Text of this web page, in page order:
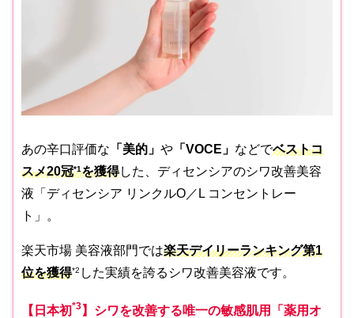
あの辛口評価な 「美的」 や 「VOCE」 などでベストコ
スメ20冠*1を獲得した、ディセンシアのシワ改善美容
液「ディセンシア リンクルO／L コンセントレー
ト」。
楽天市場 美容液部門では楽天デイリーランキング第1
位を獲得*2 した実績を誇るシワ改善美容液です。
【日本初*3 】シワを改善する唯一の敏感肌用「薬用オ